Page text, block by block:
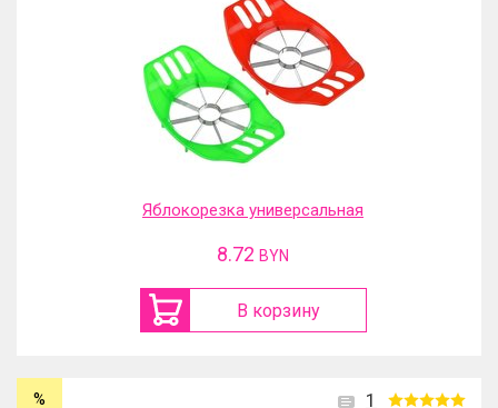
Яблокорезка универсальная
8.72 BYN
В корзину
1
%